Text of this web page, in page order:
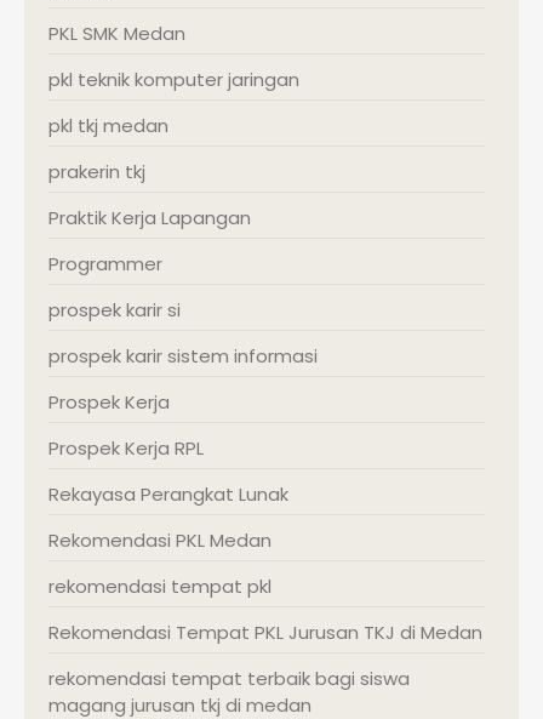
PKL SMK Medan
pkl teknik komputer jaringan
pkl tkj medan
prakerin tkj
Praktik Kerja Lapangan
Programmer
prospek karir si
prospek karir sistem informasi
Prospek Kerja
Prospek Kerja RPL
Rekayasa Perangkat Lunak
Rekomendasi PKL Medan
rekomendasi tempat pkl
Rekomendasi Tempat PKL Jurusan TKJ di Medan
rekomendasi tempat terbaik bagi siswa
magang jurusan tkj di medan